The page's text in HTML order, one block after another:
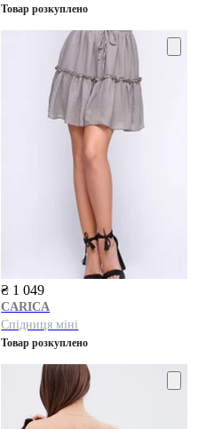
Товар розкуплено
₴ 1 049
CARICA
Спідниця міні
Товар розкуплено